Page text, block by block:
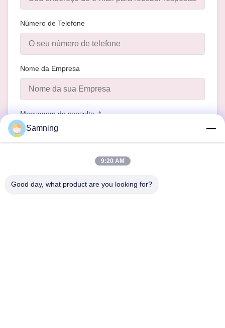
Número de Telefone
Nome da Empresa
Mensagem de consulta *
Samning
9:20 AM
Good day, what product are you looking for?